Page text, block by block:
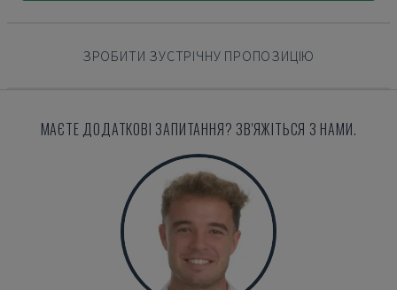
ЗРОБИТИ ЗУСТРІЧНУ ПРОПОЗИЦІЮ
МАЄТЕ ДОДАТКОВІ ЗАПИТАННЯ? ЗВ'ЯЖІТЬСЯ З НАМИ.